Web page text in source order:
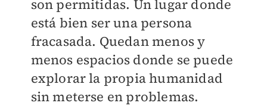
son permitidas. Un lugar donde
está bien ser una persona
fracasada. Quedan menos y
menos espacios donde se puede
explorar la propia humanidad
sin meterse en problemas.